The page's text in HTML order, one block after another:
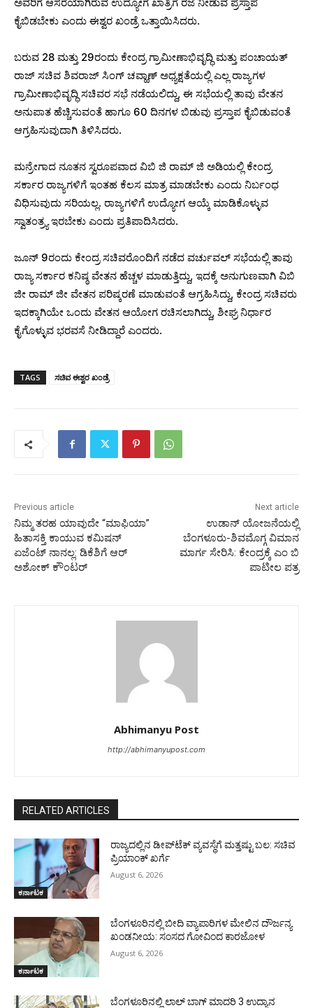
ಅವರಿಗೆ ಆಸರೆಯಾಗಿರುವ ಉದ್ಯೋಗ ಖಾತ್ರಿಗೆ ರಜೆ ನೀಡುವ ಪ್ರಸ್ತಾಪ
ಕೈಬಿಡಬೇಕು ಎಂದು ಈಶ್ವರ ಖಂಡ್ರೆ ಒತ್ತಾಯಿಸಿದರು.
ಬರುವ 28 ಮತ್ತು 29ರಂದು ಕೇಂದ್ರ ಗ್ರಾಮೀಣಾಭಿವೃದ್ಧಿ ಮತ್ತು ಪಂಚಾಯತ್
ರಾಜ್ ಸಚಿವ ಶಿವರಾಜ್ ಸಿಂಗ್ ಚವ್ಹಾಣ್ ಅಧ್ಯಕ್ಷತೆಯಲ್ಲಿ ಎಲ್ಲ ರಾಜ್ಯಗಳ
ಗ್ರಾಮೀಣಾಭಿವೃದ್ಧಿ ಸಚಿವರ ಸಭೆ ನಡೆಯಲಿದ್ದು, ಈ ಸಭೆಯಲ್ಲಿ ತಾವು ವೇತನ
ಅನುಪಾತ ಹೆಚ್ಚಿಸುವಂತೆ ಹಾಗೂ 60 ದಿನಗಳ ಬಿಡುವು ಪ್ರಸ್ತಾಪ ಕೈಬಿಡುವಂತೆ
ಆಗ್ರಹಿಸುವುದಾಗಿ ತಿಳಿಸಿದರು.
ಮನ್ರೇಗಾದ ನೂತನ ಸ್ವರೂಪವಾದ ವಿಬಿ ಜಿ ರಾಮ್ ಜಿ ಅಡಿಯಲ್ಲಿ ಕೇಂದ್ರ
ಸರ್ಕಾರ ರಾಜ್ಯಗಳಿಗೆ ಇಂತಹ ಕೆಲಸ ಮಾತ್ರ ಮಾಡಬೇಕು ಎಂದು ನಿರ್ಬಂಧ
ವಿಧಿಸುವುದು ಸರಿಯಲ್ಲ. ರಾಜ್ಯಗಳಿಗೆ ಉದ್ಯೋಗ ಆಯ್ಕೆ ಮಾಡಿಕೊಳ್ಳುವ
ಸ್ವಾತಂತ್ರ್ಯ ಇರಬೇಕು ಎಂದು ಪ್ರತಿಪಾದಿಸಿದರು.
ಜೂನ್ 9ರಂದು ಕೇಂದ್ರ ಸಚಿವರೊಂದಿಗೆ ನಡೆದ ವರ್ಚುವಲ್ ಸಭೆಯಲ್ಲಿ ತಾವು
ರಾಜ್ಯ ಸರ್ಕಾರ ಕನಿಷ್ಠ ವೇತನ ಹೆಚ್ಚಳ ಮಾಡುತ್ತಿದ್ದು, ಇದಕ್ಕೆ ಅನುಗುಣವಾಗಿ ವಿಬಿ
ಜೀ ರಾಮ್ ಜೀ ವೇತನ ಪರಿಷ್ಕರಣೆ ಮಾಡುವಂತೆ ಆಗ್ರಹಿಸಿದ್ದು, ಕೇಂದ್ರ ಸಚಿವರು
ಇದಕ್ಕಾಗಿಯೇ ಒಂದು ವೇತನ ಆಯೋಗ ರಚಿಸಲಾಗಿದ್ದು, ಶೀಘ್ರ ನಿರ್ಧಾರ
ಕೈಗೊಳ್ಳುವ ಭರವಸೆ ನೀಡಿದ್ದಾರೆ ಎಂದರು.
TAGS ಸಚಿವ ಈಶ್ವರ ಖಂಡ್ರೆ
Previous article
ನಿಮ್ಮ ತರಹ ಯಾವುದೇ “ಮಾಫಿಯಾ”
ಹಿತಾಸಕ್ತಿ ಕಾಯುವ ಕಮಿಷನ್
ಏಜೆಂಟ್ ನಾನಲ್ಲ: ಡಿಕೆಶಿಗೆ ಆರ್
ಅಶೋಕ್ ಕೌಂಟರ್
Next article
ಉಡಾನ್ ಯೋಜನೆಯಲ್ಲಿ
ಬೆಂಗಳೂರು-ಶಿವಮೊಗ್ಗ ವಿಮಾನ
ಮಾರ್ಗ ಸೇರಿಸಿ: ಕೇಂದ್ರಕ್ಕೆ ಎಂ ಬಿ
ಪಾಟೀಲ ಪತ್ರ
Abhimanyu Post
http://abhimanyupost.com
RELATED ARTICLES
ಕರ್ನಾಟಕ
ರಾಜ್ಯದಲ್ಲಿನ ಡೀಪ್‌ಟೆಕ್‌ ವ್ಯವಸ್ಥೆಗೆ ಮತ್ತಷ್ಟು ಬಲ: ಸಚಿವ
ಪ್ರಿಯಾಂಕ್ ಖರ್ಗೆ
August 6, 2026
ಕರ್ನಾಟಕ
ಬೆಂಗಳೂರಿನಲ್ಲಿ ಬೀದಿ ವ್ಯಾಪಾರಿಗಳ ಮೇಲಿನ ದೌರ್ಜನ್ಯ
ಖಂಡನೀಯ: ಸಂಸದ ಗೋವಿಂದ ಕಾರಜೋಳ
August 6, 2026
ಬೆಂಗಳೂರಿನಲ್ಲಿ ಲಾಲ್ ಬಾಗ್ ಮಾದರಿ 3 ಉದ್ಯಾನ